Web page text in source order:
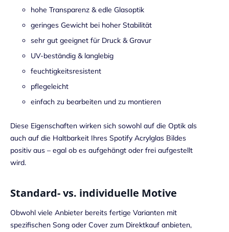
hohe Transparenz & edle Glasoptik
geringes Gewicht bei hoher Stabilität
sehr gut geeignet für Druck & Gravur
UV-beständig & langlebig
feuchtigkeitsresistent
pflegeleicht
einfach zu bearbeiten und zu montieren
Diese Eigenschaften wirken sich sowohl auf die Optik als
auch auf die Haltbarkeit Ihres Spotify Acrylglas Bildes
positiv aus – egal ob es aufgehängt oder frei aufgestellt
wird.
Standard- vs. individuelle Motive
Obwohl viele Anbieter bereits fertige Varianten mit
spezifischen Song oder Cover zum Direktkauf anbieten,